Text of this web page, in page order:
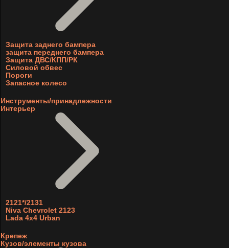
Защита заднего бампера
защита переднего бампера
Защита ДВС/КПП/РК
Силовой обвес
Пороги
Запасное колесо
Инструменты/принадлежности
Интерьер
2121*/2131
Niva Chevrolet 2123
Lada 4x4 Urban
Крепеж
Кузов/элементы кузова